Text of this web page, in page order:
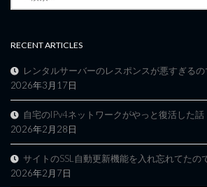
RECENT ARTICLES
レンタルサーバーのレスポンスが悪すぎる
2026年3月17日
自宅のIPv4ネットワークがやっと復活した話
2026年2月28日
サイトのSSL自動更新機能を入れ忘れてたの
2026年2月7日